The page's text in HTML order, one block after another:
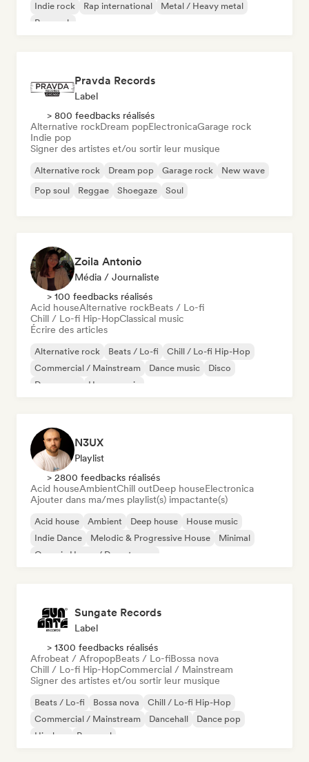
Indie rock
Rap international
Metal / Heavy metal
Pop rock
Pravda Records
Label
> 800 feedbacks réalisés
Alternative rockDream popElectronicaGarage rock
Indie pop
Signer des artistes et/ou sortir leur musique
Alternative rock Dream pop Garage rock
New wave
Pop soul
Reggae Shoegaze Soul
Zoila Antonio
Média / Journaliste
> 100 feedbacks réalisés
Acid houseAlternative rockBeats / Lo-fi
Chill / Lo-fi Hip-HopClassical music
Écrire des articles
Alternative rock Beats / Lo-fi
Chill / Lo-fi Hip-Hop
Commercial / Mainstream
Dance music
Disco
Dream pop
House music
N3UX
Playlist
> 2800 feedbacks réalisés
Acid houseAmbientChill outDeep houseElectronica
Ajouter dans ma/mes playlist(s) impactante(s)
Acid house Ambient Deep house
House music
Indie Dance
Melodic & Progressive House
Minimal
Organic House / Downtempo
Sungate Records
Label
> 1300 feedbacks réalisés
Afrobeat / AfropopBeats / Lo-fiBossa nova
Chill / Lo-fi Hip-HopCommercial / Mainstream
Signer des artistes et/ou sortir leur musique
Beats / Lo-fi Bossa nova
Chill / Lo-fi Hip-Hop
Commercial / Mainstream
Dancehall
Dance pop
Hip-hop
Pop soul